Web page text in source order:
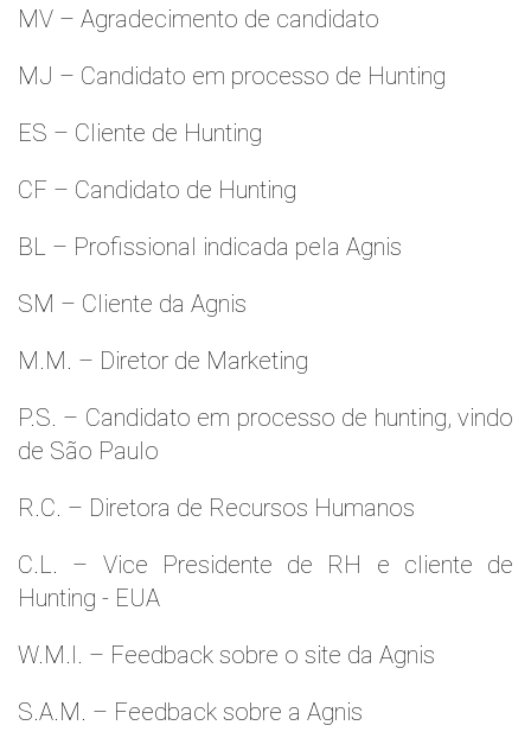
MV – Agradecimento de candidato
MJ – Candidato em processo de Hunting
ES – Cliente de Hunting
CF – Candidato de Hunting
BL – Profissional indicada pela Agnis
SM – Cliente da Agnis
M.M. – Diretor de Marketing
P.S. – Candidato em processo de hunting, vindo
de São Paulo
R.C. – Diretora de Recursos Humanos
C.L. – Vice Presidente de RH e cliente de
Hunting - EUA
W.M.l. – Feedback sobre o site da Agnis
S.A.M. – Feedback sobre a Agnis